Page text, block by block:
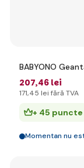
BABYONO
207,46 lei
171,45 lei fără TVA
+ 45 puncte
Momentan nu